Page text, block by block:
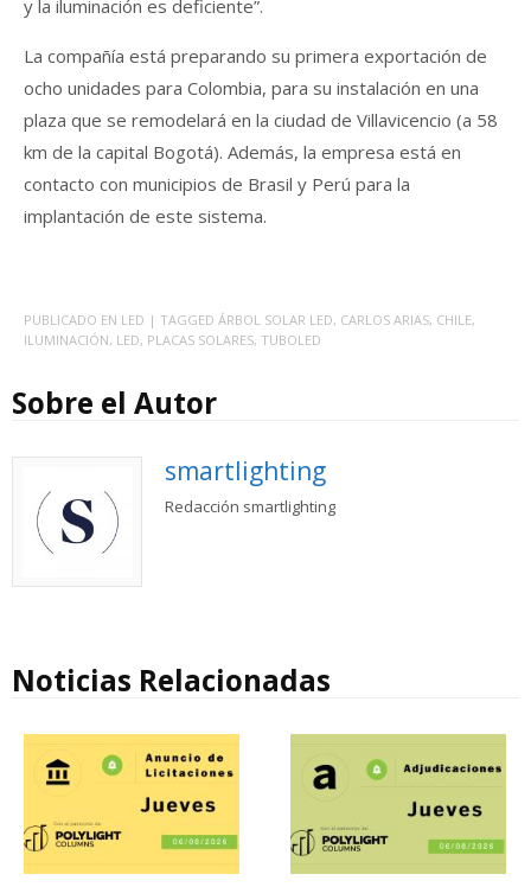
y la iluminación es deficiente”.
La compañía está preparando su primera exportación de
ocho unidades para Colombia, para su instalación en una
plaza que se remodelará en la ciudad de Villavicencio (a 58
km de la capital Bogotá). Además, la empresa está en
contacto con municipios de Brasil y Perú para la
implantación de este sistema.
PUBLICADO EN LED | TAGGED ÁRBOL SOLAR LED, CARLOS ARIAS, CHILE,
ILUMINACIÓN, LED, PLACAS SOLARES, TUBOLED
Sobre el Autor
smartlighting
Redacción smartlighting
Noticias Relacionadas